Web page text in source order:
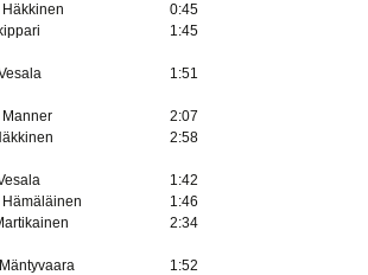
Häkkinen
0:45
1:45
1:51
Manner
2:07
2:58
1:42
1:46
2:34
1:52